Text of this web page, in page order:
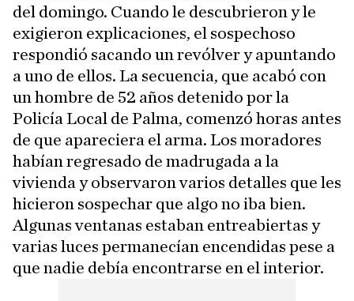
del domingo. Cuando le descubrieron y le
exigieron explicaciones, el sospechoso
respondió sacando un revólver y apuntando
a uno de ellos. La secuencia, que acabó con
un hombre de 52 años detenido por la
Policía Local de Palma, comenzó horas antes
de que apareciera el arma. Los moradores
habían regresado de madrugada a la
vivienda y observaron varios detalles que les
hicieron sospechar que algo no iba bien.
Algunas ventanas estaban entreabiertas y
varias luces permanecían encendidas pese a
que nadie debía encontrarse en el interior.